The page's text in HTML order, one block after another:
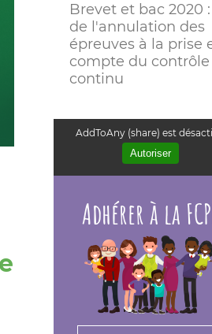
Brevet et bac 2020 :
de l'annulation des
épreuves à la prise
compte du contrôle
continu
AddToAny (share) est
Autoriser
Adhérer à la